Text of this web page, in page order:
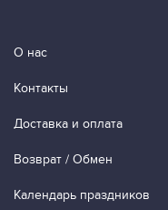
О нас
Контакты
Доставка и оплата
Возврат / Обмен
Календарь праздников